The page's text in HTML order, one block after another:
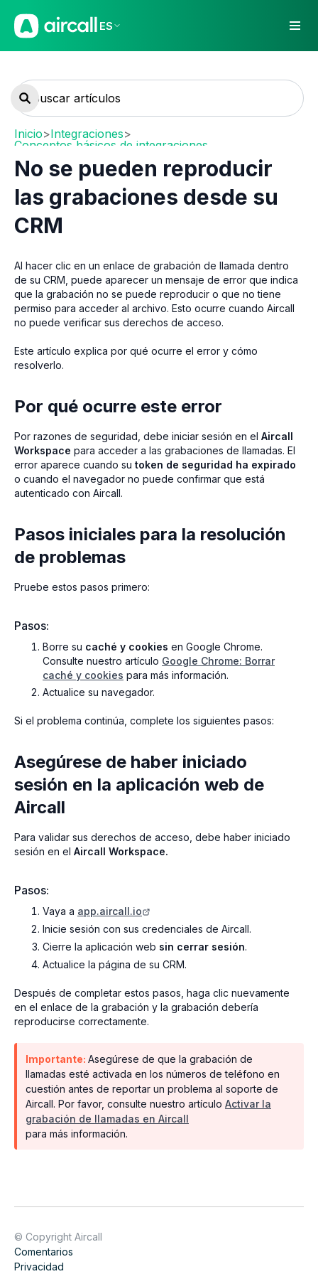
ES
Inicio>Integraciones>
Conceptos básicos de integraciones
No se pueden reproducir
las grabaciones desde su
CRM
Al hacer clic en un enlace de grabación de llamada dentro
de su CRM, puede aparecer un mensaje de error que indica
que la grabación no se puede reproducir o que no tiene
permiso para acceder al archivo. Esto ocurre cuando Aircall
no puede verificar sus derechos de acceso.
Este artículo explica por qué ocurre el error y cómo
resolverlo.
Por qué ocurre este error
Por razones de seguridad, debe iniciar sesión en el Aircall
Workspace para acceder a las grabaciones de llamadas. El
error aparece cuando su token de seguridad ha expirado
o cuando el navegador no puede confirmar que está
autenticado con Aircall.
Pasos iniciales para la resolución
de problemas
Pruebe estos pasos primero:
Pasos:
Borre su caché y cookies en Google Chrome.
Consulte nuestro artículo Google Chrome: Borrar
caché y cookies para más información.
Actualice su navegador.
Si el problema continúa, complete los siguientes pasos:
Asegúrese de haber iniciado
sesión en la aplicación web de
Aircall
Para validar sus derechos de acceso, debe haber iniciado
sesión en el Aircall Workspace.
Pasos:
Vaya a app.aircall.io
Inicie sesión con sus credenciales de Aircall.
Cierre la aplicación web sin cerrar sesión.
Actualice la página de su CRM.
Después de completar estos pasos, haga clic nuevamente
en el enlace de la grabación y la grabación debería
reproducirse correctamente.
Importante: Asegúrese de que la grabación de
llamadas esté activada en los números de teléfono en
cuestión antes de reportar un problema al soporte de
Aircall. Por favor, consulte nuestro artículo Activar la
grabación de llamadas en Aircall
para más información.
© Copyright Aircall
Comentarios
Privacidad